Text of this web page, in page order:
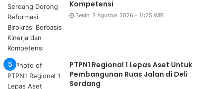
Kompetensi
Senin, 3 Agustus 2026 - 11:25 WIB
PTPN1 Regional 1 Lepas Aset Untuk
Pembangunan Ruas Jalan di Deli
Serdang